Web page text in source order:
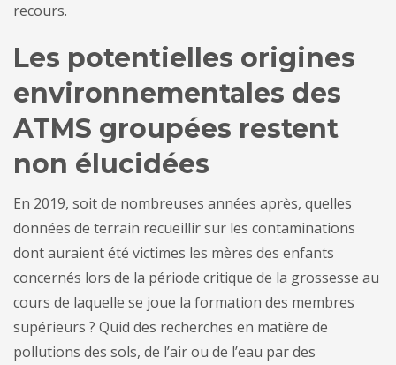
recours.
Les potentielles origines
environnementales des
ATMS groupées restent
non élucidées
En 2019, soit de nombreuses années après, quelles
données de terrain recueillir sur les contaminations
dont auraient été victimes les mères des enfants
concernés lors de la période critique de la grossesse au
cours de laquelle se joue la formation des membres
supérieurs ? Quid des recherches en matière de
pollutions des sols, de l’air ou de l’eau par des